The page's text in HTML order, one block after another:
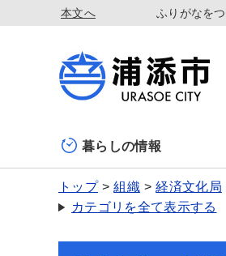
本文へ ふりがなを
暮らしの情報
トップ 組織 経済文化局
カテゴリを全て表示する